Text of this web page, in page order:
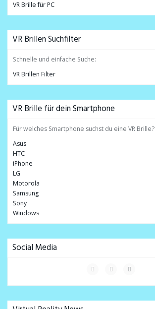
VR Brille für PC
VR Brillen Suchfilter
Schnelle und einfache Suche:
VR Brillen Filter
VR Brille für dein Smartphone
Für welches Smartphone suchst du eine VR Brille?
Asus
HTC
iPhone
LG
Motorola
Samsung
Sony
Windows
Social Media